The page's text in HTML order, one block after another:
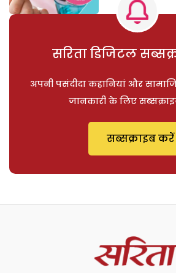
सरिता डिजिटल
अपनी पसंदीदा कहानियां और
जानकारी के लिए
सब्सक्राइब करें